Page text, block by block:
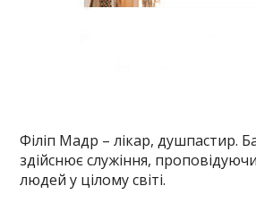
Філіп Мадр – лікар, душпастир.
здійснює служіння,
людей у цілому світі.